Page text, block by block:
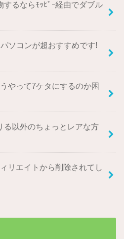
るならﾓｯﾋﾟｰ経由でダブル
ソコンが超おすすめです!
やって7ケタにするのか困
る以外のちょっとレアな方
リエイトから削除されてし